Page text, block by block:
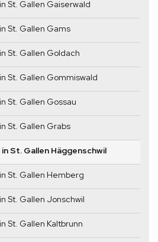
St. Gallen Gaiserwald
St. Gallen Gams
St. Gallen Goldach
St. Gallen Gommiswald
St. Gallen Gossau
St. Gallen Grabs
St. Gallen Häggenschwil
St. Gallen Hemberg
St. Gallen Jonschwil
St. Gallen Kaltbrunn